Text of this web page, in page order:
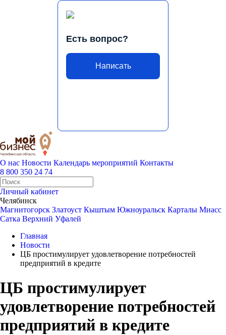
Есть вопрос?
Написать
О нас Новости Календарь мероприятий Контакты
8 800 350 24 74
Личный кабинет
Челябинск
Магнитогорск Златоуст Кыштым Южноуральск Карталы Миасс
Сатка Верхний Уфалей
Главная
Новости
ЦБ простимулирует удовлетворение потребностей
предприятий в кредите
ЦБ простимулирует
удовлетворение потребностей
предприятий в кредите